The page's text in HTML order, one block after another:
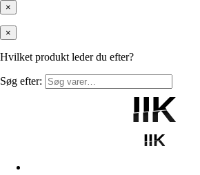
×
×
Hvilket produkt leder du efter?
Søg efter:
IIK
IIK
IIK
IIK